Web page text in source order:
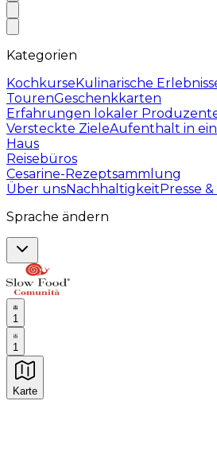
Kategorien
KochkurseKulinarische
TourenGeschenkkarten
Erfahrungen lokaler
Versteckte ZieleAufenthalt in
Haus
Reisebüros
Cesarine-Rezeptsammlung
Über unsNachhaltigkeitPresse &
Sprache ändern
1
1
Karte
Unvergessliche kulinarische